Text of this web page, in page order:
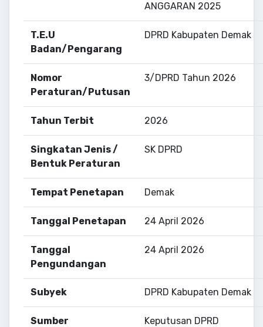
ANGGARAN 2025
T.E.U
Badan/Pengarang
DPRD Kabupaten Demak
Nomor
Peraturan/Putusan
3/DPRD Tahun 2026
Tahun Terbit 2026
Singkatan Jenis /
Bentuk Peraturan
SK DPRD
Tempat Penetapan Demak
Tanggal Penetapan 24 April 2026
Tanggal
Pengundangan
24 April 2026
Subyek DPRD Kabupaten Demak
Sumber Keputusan DPRD